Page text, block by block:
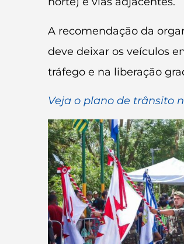
A recomendação da
deve deixar os veículos
tráfego e na liberação
Veja o plano de trânsito